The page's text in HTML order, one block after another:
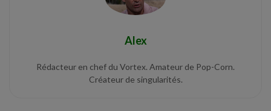
Alex
Rédacteur en chef du Vortex. Amateur de Pop-Corn.
Créateur de singularités.